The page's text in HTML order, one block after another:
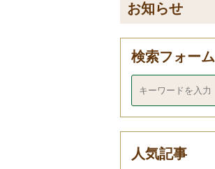
お知らせ
検索フォーム
人気記事